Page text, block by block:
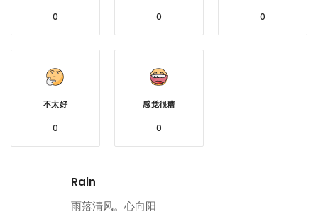
0 0 0
不太好
0
感觉很糟
0
Rain
雨落清风。心向阳